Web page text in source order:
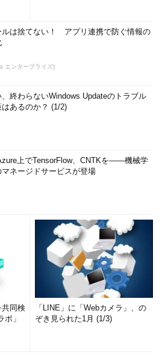
ルは捨てない！ アプリ連携で防ぐ情報の
エンタープライズ)
終わらないWindows Updateのトラブル
はあるのか？ (1/2)
上でTensorFlow、CNTKを――機械学
ネージドサービスが登場
同検
」
「LINE」に「Webカメラ」、の
ぞき見られた1月 (1/3)